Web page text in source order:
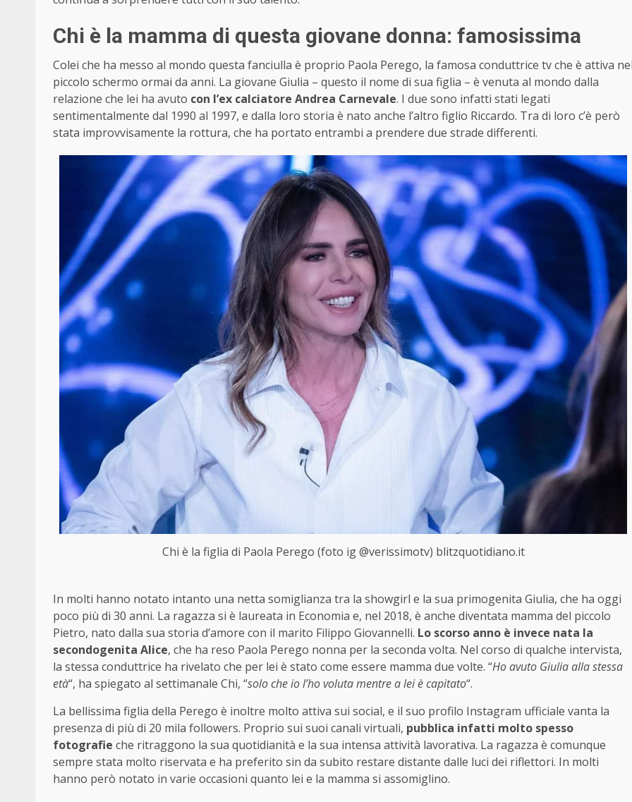
Chi è la mamma di questa giovane donna: famosissima
Colei che ha messo al mondo questa fanciulla è proprio Paola Perego, la famosa conduttrice tv che è attiva
piccolo schermo ormai da anni. La giovane Giulia – questo il nome di sua figlia – è venuta al mondo dalla
relazione che lei ha avuto con l’ex calciatore Andrea Carnevale. I due sono infatti stati legati
sentimentalmente dal 1990 al 1997, e dalla loro storia è nato anche l’altro figlio Riccardo. Tra di loro c’è però
stata improvvisamente la rottura, che ha portato entrambi a prendere due strade differenti.
Chi è la figlia di Paola Perego (foto ig @verissimotv) blitzquotidiano.it
In molti hanno notato intanto una netta somiglianza tra la showgirl e la sua primogenita Giulia, che ha oggi
poco più di 30 anni. La ragazza si è laureata in Economia e, nel 2018, è anche diventata mamma del piccolo
Pietro, nato dalla sua storia d’amore con il marito Filippo Giovannelli. Lo scorso anno è invece nata la
secondogenita Alice, che ha reso Paola Perego nonna per la seconda volta. Nel corso di qualche intervista,
la stessa conduttrice ha rivelato che per lei è stato come essere mamma due volte. “Ho avuto Giulia alla stessa
età“, ha spiegato al settimanale Chi, “solo che io l’ho voluta mentre a lei è capitato“.
La bellissima figlia della Perego è inoltre molto attiva sui social, e il suo profilo Instagram ufficiale vanta la
presenza di più di 20 mila followers. Proprio sui suoi canali virtuali, pubblica infatti molto spesso
fotografie che ritraggono la sua quotidianità e la sua intensa attività lavorativa. La ragazza è comunque
sempre stata molto riservata e ha preferito sin da subito restare distante dalle luci dei riflettori. In molti
hanno però notato in varie occasioni quanto lei e la mamma si assomiglino.